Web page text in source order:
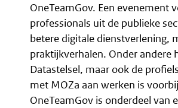
OneTeamGov. Een evenement
professionals uit de publieke
betere digitale dienstverlening,
praktijkverhalen. Onder andere
Datastelsel, maar ook de
met MOZa aan werken is
OneTeamGov is onderdeel van